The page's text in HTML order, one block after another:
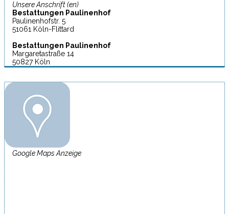
Unsere Anschrift (en)
Bestattungen Paulinenhof
Paulinenhofstr. 5
51061 Köln-Flittard
Bestattungen Paulinenhof
Margaretastraße 14
50827 Köln
Google Maps Anzeige